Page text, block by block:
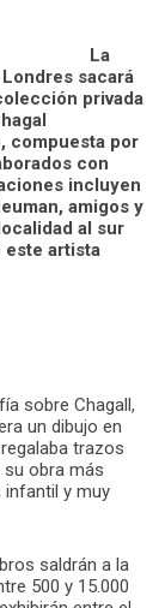
La
sacará
privada
compuesta por
con
incluyen
amigos y
al sur
este artista
sobre Chagall,
un dibujo en
trazos
obra más
y muy
saldrán a la
500 y 15.000